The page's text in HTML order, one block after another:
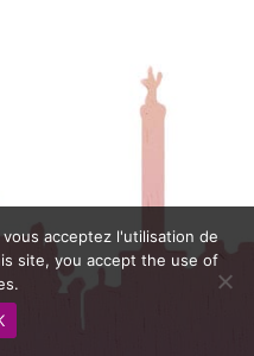
acceptez l'utilisation de
site, you accept the use of